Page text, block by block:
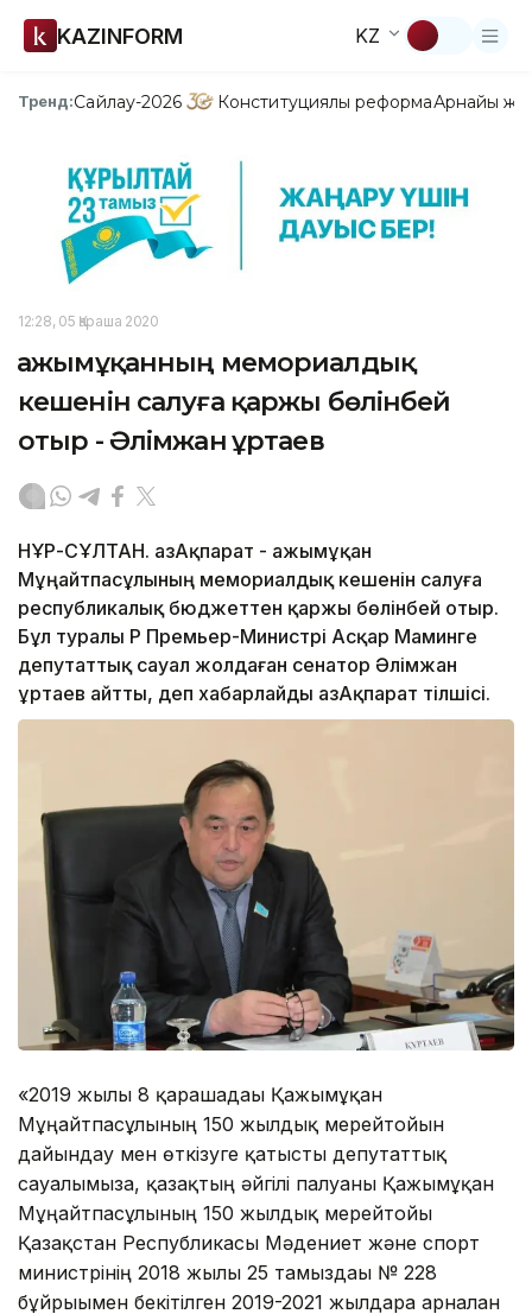
KAZINFORM KZ
Тренд:Сайлау-2026 Конституциялық реформаАрнайы
12:28, 05 Қараша 2020
Қажымұқанның мемориалдық
кешенін салуға қаржы бөлінбей
отыр - Әлімжан Құртаев
НҰР-СҰЛТАН. ҚазАқпарат - Қажымұқан
Мұңайтпасұлының мемориалдық кешенін салуға
республикалық бюджеттен қаржы бөлінбей отыр.
Бұл туралы ҚР Премьер-Министрі Асқар Маминге
депутаттық сауал жолдаған сенатор Әлімжан
Құртаев айтты, деп хабарлайды ҚазАқпарат тілшісі.
«2019 жылғы 8 қарашадағы Қажымұқан
Мұңайтпасұлының 150 жылдық мерейтойын
дайындау мен өткізуге қатысты депутаттық
сауалымызға, қазақтың әйгілі палуаны Қажымұқан
Мұңайтпасұлының 150 жылдық мерейтойы
Қазақстан Республикасы Мәдениет және спорт
министрінің 2018 жылғы 25 тамыздағы № 228
бұйрығымен бекітілген 2019-2021 жылдарға арналған